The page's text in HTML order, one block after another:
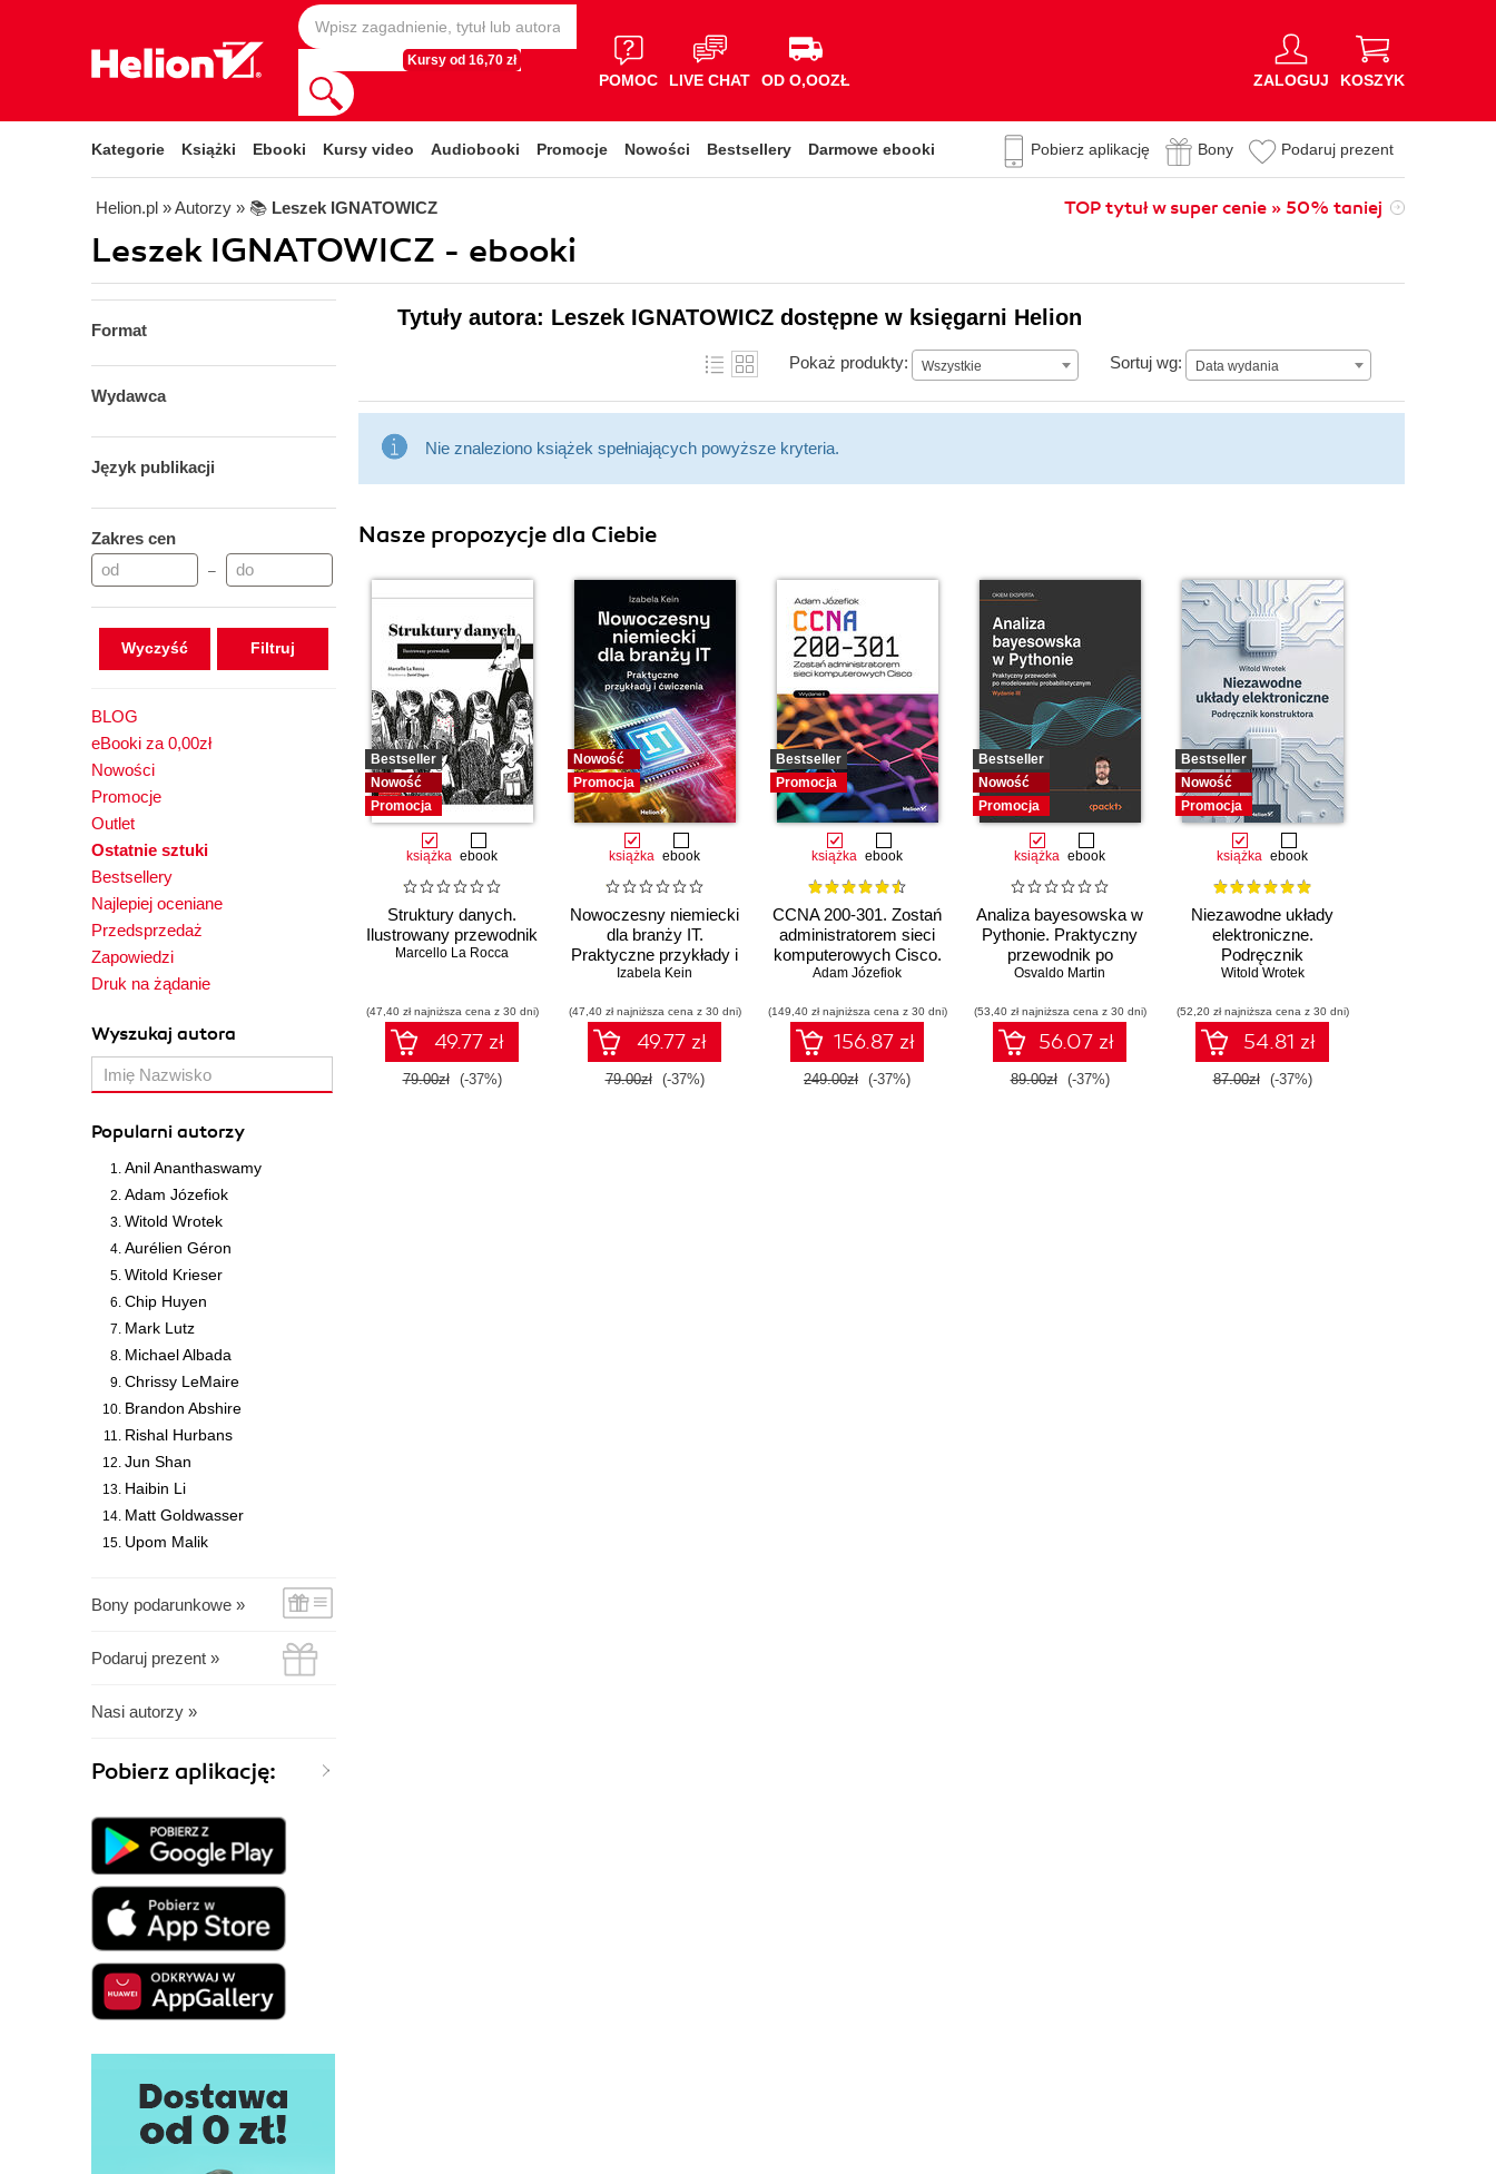
Kursy od 16,70 zł
POMOC LIVE CHAT OD O,OOZŁ ZALOGUJ KOSZYK
Kategorie Książki Ebooki Kursy video Audiobooki Promocje Nowości Bestsellery Darmowe ebooki Pobierz aplikację Bony Podaruj prezent
Helion.pl » Autorzy » 📚 Leszek IGNATOWICZ TOP tytuł w super cenie » 50% taniej
Leszek IGNATOWICZ - ebooki
Format
Wydawca
Język publikacji
Zakres cen
–
Wyczyść
BLOG
eBooki za 0,00zł
Nowości
Promocje
Outlet
Ostatnie sztuki
Bestsellery
Najlepiej oceniane
Przedsprzedaż
Zapowiedzi
Druk na żądanie
Wyszukaj autora
Popularni autorzy
Anil Ananthaswamy
Adam Józefiok
Witold Wrotek
Aurélien Géron
Witold Krieser
Chip Huyen
Mark Lutz
Michael Albada
Chrissy LeMaire
Brandon Abshire
Rishal Hurbans
Jun Shan
Haibin Li
Matt Goldwasser
Upom Malik
Bony podarunkowe »
Podaruj prezent »
Nasi autorzy »
Pobierz aplikację:
Tytuły autora: Leszek IGNATOWICZ dostępne w księgarni Helion
Pokaż produkty: Wszystkie Sortuj wg: Data wydania
Data wydania
Nie znaleziono książek spełniających powyższe kryteria.
Nasze propozycje dla Ciebie
Bestseller
Nowość
Promocja
książka ebook
Struktury danych.
Ilustrowany przewodnik
Marcello La Rocca
(47,40 zł najniższa cena z 30 dni)
49.77 zł
79.00zł (-37%)
Nowość
Promocja
książka ebook
Nowoczesny niemiecki
dla branży IT.
Praktyczne przykłady i
ćwiczenia
Izabela Kein
(47,40 zł najniższa cena z 30 dni)
49.77 zł
79.00zł (-37%)
Bestseller
Promocja
książka ebook
CCNA 200-301. Zostań
administratorem sieci
komputerowych Cisco.
Wydanie II
Adam Józefiok
(149,40 zł najniższa cena z 30 dni)
156.87 zł
249.00zł (-37%)
Bestseller
Nowość
Promocja
książka ebook
Analiza bayesowska w
Pythonie. Praktyczny
przewodnik po
modelowaniu
Wydanie III
Osvaldo Martin
(53,40 zł najniższa cena z 30 dni)
56.07 zł
89.00zł (-37%)
Bestseller
Nowość
Promocja
książka ebook
Niezawodne układy
elektroniczne.
Podręcznik
konstruktora
Witold Wrotek
(52,20 zł najniższa cena z 30 dni)
54.81 zł
87.00zł (-37%)